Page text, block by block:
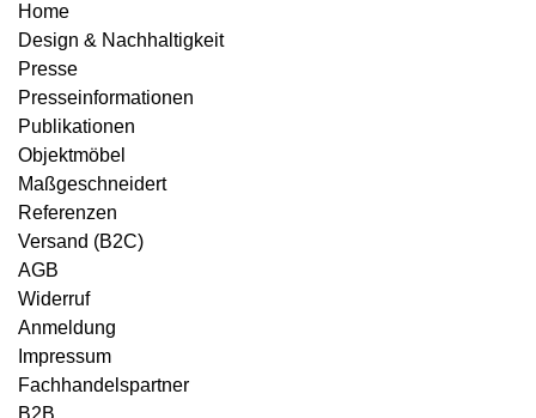
Home
Design & Nachhaltigkeit
Presse
Presseinformationen
Publikationen
Objektmöbel
Maßgeschneidert
Referenzen
Versand (B2C)
AGB
Widerruf
Anmeldung
Impressum
Fachhandelspartner